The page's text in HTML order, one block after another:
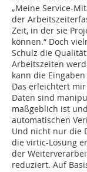
„Meine Service-
der
Zeit, in der sie
können.“ Doch
Schulz die
Arbeitszeiten
kann die
Das erleichtert
Daten sind
maßgeblich ist
automatischen
Und nicht nur die
die virtic-Lösung
der
reduziert. Auf